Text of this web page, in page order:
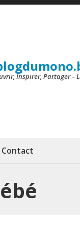
Inspirer, Partager –
Contact